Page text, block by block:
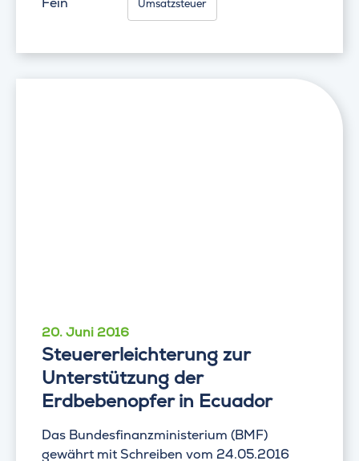
Umsatzsteuer
20. Juni 2016
Steuererleichterung zur
Unterstützung der
Erdbebenopfer in Ecuador
Das Bundesfinanzministerium (BMF)
gewährt mit Schreiben vom 24.05.2016